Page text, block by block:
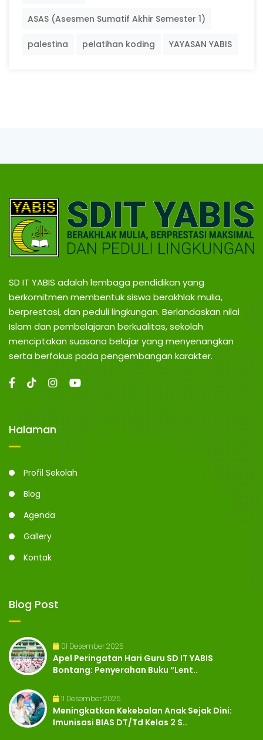
ASAS (Asesmen Sumatif Akhir Semester 1)
palestina pelatihan koding YAYASAN YABIS
SD IT YABIS adalah lembaga pendidikan yang
berkomitmen membentuk siswa berakhlak mulia,
berprestasi, dan peduli lingkungan. Berlandaskan nilai
Islam dan pembelajaran berkualitas, sekolah
menciptakan suasana belajar yang menyenangkan
serta berfokus pada pengembangan karakter.
Halaman
Profil Sekolah
Blog
Agenda
Gallery
Kontak
Blog Post
01 Desember 2025
Apel Peringatan Hari Guru SD IT YABIS
Bontang: Penyerahan Buku “Lent..
11 Desember 2025
Meningkatkan Kekebalan Anak Sejak Dini:
Imunisasi BIAS DT/Td Kelas 2 S..